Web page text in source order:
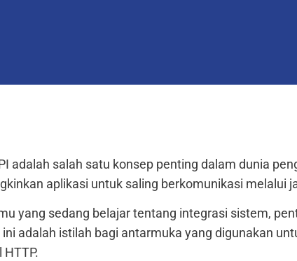
adalah salah satu konsep penting dalam dunia
aplikasi untuk saling berkomunikasi melalui
yang sedang belajar tentang integrasi sistem,
ini adalah istilah bagi antarmuka yang digunakan
HTTP.